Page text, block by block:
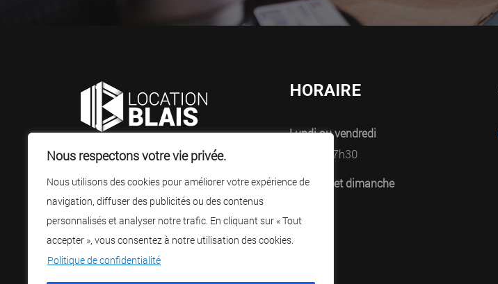
Nous respectons votre vie privée.
Nous utilisons des cookies pour améliorer votre expérience de
navigation, diffuser des publicités ou des contenus
personnalisés et analyser notre trafic. En cliquant sur « Tout
accepter », vous consentez à notre utilisation des cookies.
Politique de confidentialité
vente d’équipements, de machinerie
et d’outillages.
HORAIRE
Lundi au vendredi
7h30 à 17h30
Samedi et dimanche